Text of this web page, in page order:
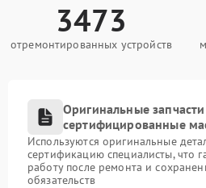
3473
отремонтированных устройств
Оригинальные
сертифицированные
Используются оригинальные
сертификацию специалисты, что
работу после ремонта и
обязательств